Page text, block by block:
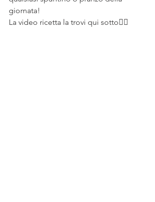
giornata!
La video ricetta la trovi qui sotto👇🏻